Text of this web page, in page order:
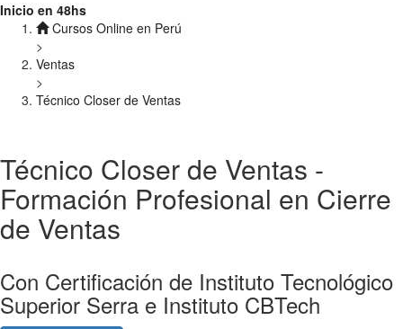
Inicio en 48hs
Cursos Online en Perú
>
Ventas
>
Técnico Closer de Ventas
Técnico Closer de Ventas -
Formación Profesional en Cierre
de Ventas
Con Certificación de Instituto Tecnológico
Superior Serra e Instituto CBTech